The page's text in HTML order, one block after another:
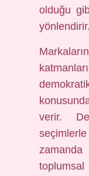
olduğu
yönlendirir.
verir.
zamanda